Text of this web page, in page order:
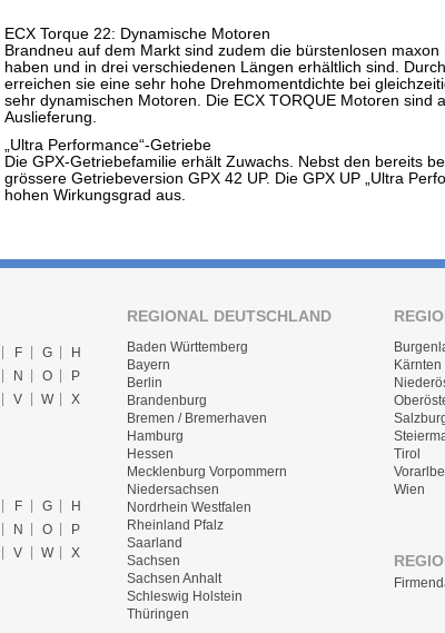
ECX Torque 22: Dynamische Motoren
Brandneu auf dem Markt sind zudem die bürstenlosen
haben und in drei verschiedenen Längen erhältlich sind.
erreichen sie eine sehr hohe Drehmomentdichte bei
sehr dynamischen Motoren. Die ECX TORQUE Motoren sind
Auslieferung.
„Ultra Performance“-Getriebe
Die GPX-Getriebefamilie erhält Zuwachs. Nebst den bereits
grössere Getriebeversion GPX 42 UP. Die GPX UP „Ultra
hohen Wirkungsgrad aus.
F G
H
N O
P
V W
X
F G
H
N O
P
V W
X
REGIONAL DEUTSCHLAND
Baden Württemberg
Bayern
Berlin
Brandenburg
Bremen / Bremerhaven
Hamburg
Hessen
Mecklenburg Vorpommern
Niedersachsen
Nordrhein Westfalen
Rheinland Pfalz
Saarland
Sachsen
Sachsen Anhalt
Schleswig Holstein
Thüringen
Kärnten
Tirol
Wien